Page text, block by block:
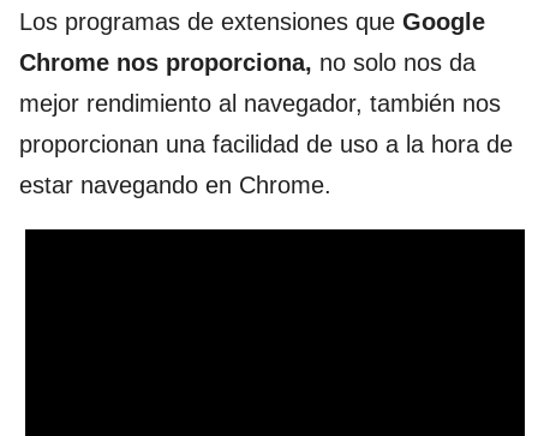
Los programas de extensiones que Google
Chrome nos proporciona, no solo nos da
mejor rendimiento al navegador, también nos
proporcionan una facilidad de uso a la hora de
estar navegando en Chrome.